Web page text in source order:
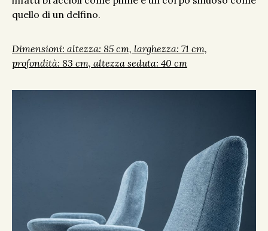
quello di un delfino.
Dimensioni: altezza: 85 cm, larghezza: 71 cm,
profondità: 83 cm, altezza seduta: 40 cm